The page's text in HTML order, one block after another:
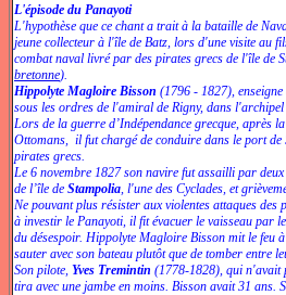
L'épisode du Panayoti
L'hypothèse que ce chant a trait à la bataille de
jeune collecteur à l'île de Batz, lors d'une visite au
combat naval livré par des pirates grecs de l'île de
bretonne).
Hippolyte Magloire Bisson (1796 - 1827),
sous les ordres de l'amiral de Rigny, dans l'archipel
Lors de la guerre d’Indépendance grecque, après
Ottomans, il fut chargé de conduire dans le port de
pirates grecs.
Le 6 novembre 1827 son navire fut assailli par
de l’île de Stampolia , l'une des Cyclades, et
Ne pouvant plus résister aux violentes attaques
à investir le Panayoti, il fit évacuer le vaisseau par
du désespoir. Hippolyte Magloire Bisson mit le feu
sauter avec son bateau plutôt que de tomber entre
Son pilote, Yves Tremintin (1778-1828), qui n'avait
tira avec une jambe en moins. Bisson avait 31 ans.